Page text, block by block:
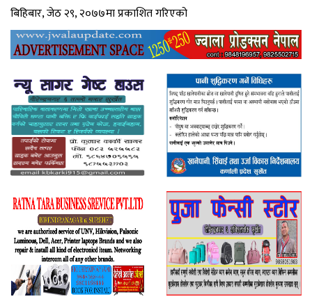
बिहिबार, जेठ २९, २०७७मा प्रकाशित गरिएको